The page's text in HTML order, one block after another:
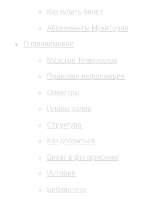
Как купить билет
Абонементы Музитория
О филармонии
Маэстро Темирканов
Правовая информация
Оркестры
Планы залов
Структура
Как добраться
Визит в филармонию
История
Библиотека